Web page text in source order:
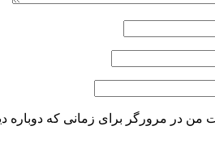
من در مرورگر برای زمانی که دوباره